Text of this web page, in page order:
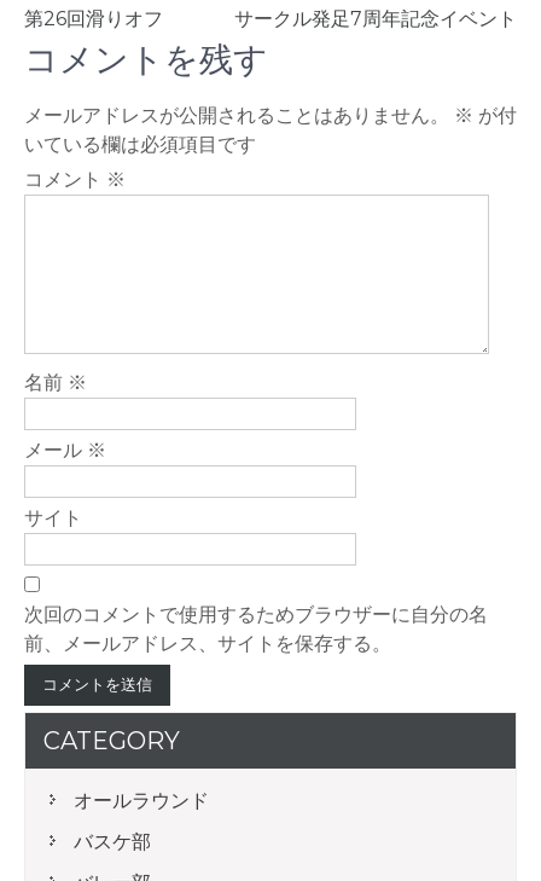
投
稿
ビ
ゲ
ー
第26回滑りオフ サークル発足7周年記念イベント
コメントを残す
メールアドレスが公開されることはありません。 ※ が付
いている欄は必須項目です
コメント ※
名前 ※
メール ※
サイト
次回のコメントで使用するためブラウザーに自分の名
前、メールアドレス、サイトを保存する。
CATEGORY
オールラウンド
バスケ部